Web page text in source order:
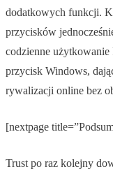
dodatkowych funkcji.
przycisków
codzienne
przycisk Windows,
rywalizacji online bez
[nextpage
Trust po raz kolejny